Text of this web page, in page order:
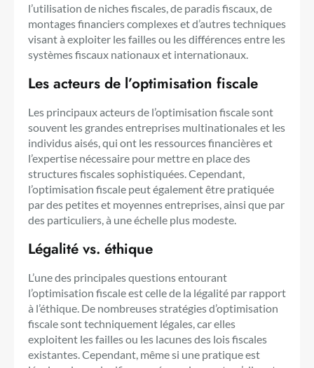
l’utilisation de niches fiscales, de paradis fiscaux, de
montages financiers complexes et d’autres techniques
visant à exploiter les failles ou les différences entre les
systèmes fiscaux nationaux et internationaux.
Les acteurs de l’optimisation fiscale
Les principaux acteurs de l’optimisation fiscale sont
souvent les grandes entreprises multinationales et les
individus aisés, qui ont les ressources financières et
l’expertise nécessaire pour mettre en place des
structures fiscales sophistiquées. Cependant,
l’optimisation fiscale peut également être pratiquée
par des petites et moyennes entreprises, ainsi que par
des particuliers, à une échelle plus modeste.
Légalité vs. éthique
L’une des principales questions entourant
l’optimisation fiscale est celle de la légalité par rapport
à l’éthique. De nombreuses stratégies d’optimisation
fiscale sont techniquement légales, car elles
exploitent les failles ou les lacunes des lois fiscales
existantes. Cependant, même si une pratique est